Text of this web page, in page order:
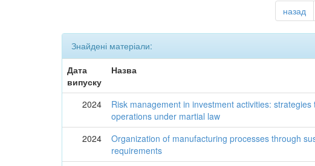
назад
Знайдені матеріали:
Дата
випуску
Назва
2024
Risk management in investment activities:
operations under martial law
2024
Organization of manufacturing processes through
requirements